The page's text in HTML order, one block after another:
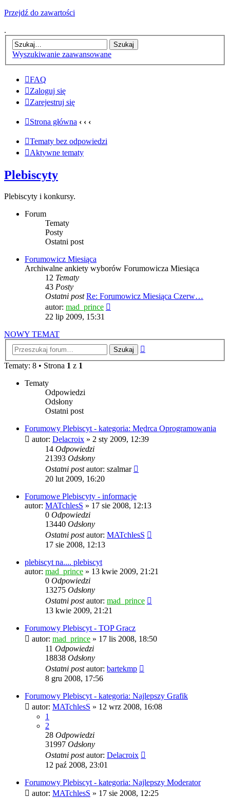
Przejdź do zawartości
.
Wyszukiwanie zaawansowane
FAQ
Zaloguj się
Zarejestruj się
Strona główna ‹ ‹ ‹
Tematy bez odpowiedzi
Aktywne tematy
Plebiscyty
Plebiscyty i konkursy.
Forum
Tematy
Posty
Ostatni post
Forumowicz Miesiąca
Archiwalne ankiety wyborów Forumowicza Miesiąca
12 Tematy
43 Posty
Ostatni post Re: Forumowicz Miesiąca Czerw…
autor: mad_prince
22 lip 2009, 15:31
NOWY TEMAT
Tematy: 8 • Strona 1 z 1
Tematy
Odpowiedzi
Odsłony
Ostatni post
Forumowy Plebiscyt - kategoria: Mędrca Oprogramowania
autor: Delacroix » 2 sty 2009, 12:39
14 Odpowiedzi
21393 Odsłony
Ostatni postautor: szalmar
20 lut 2009, 16:20
Forumowe Plebiscyty - informacje
autor: MATchlesS » 17 sie 2008, 12:13
0 Odpowiedzi
13440 Odsłony
Ostatni postautor: MATchlesS
17 sie 2008, 12:13
plebiscyt na.... plebiscyt
autor: mad_prince » 13 kwie 2009, 21:21
0 Odpowiedzi
13275 Odsłony
Ostatni postautor: mad_prince
13 kwie 2009, 21:21
Forumowy Plebiscyt - TOP Gracz
autor: mad_prince » 17 lis 2008, 18:50
11 Odpowiedzi
18838 Odsłony
Ostatni postautor: bartekmp
8 gru 2008, 17:56
Forumowy Plebiscyt - kategoria: Najlepszy Grafik
autor: MATchlesS » 12 wrz 2008, 16:08
1
2
28 Odpowiedzi
31997 Odsłony
Ostatni postautor: Delacroix
12 paź 2008, 23:01
Forumowy Plebiscyt - kategoria: Najlepszy Moderator
autor: MATchlesS » 17 sie 2008, 12:25